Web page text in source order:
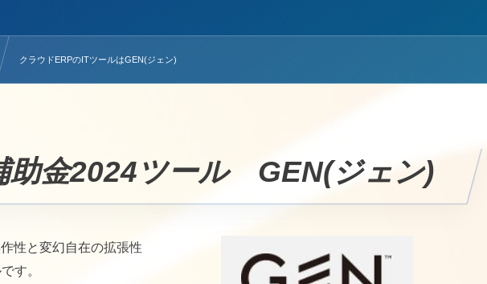
クラウドERPのITツールはGEN(ジェン)
助金2024ツール GEN(ジェン)
性と変幻自在の拡張性
す。